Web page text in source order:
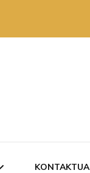
KONTAKTUA